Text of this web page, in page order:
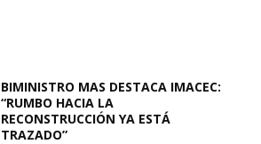
BIMINISTRO MAS DESTACA IMACEC:
“RUMBO HACIA LA
RECONSTRUCCIÓN YA ESTÁ
TRAZADO”